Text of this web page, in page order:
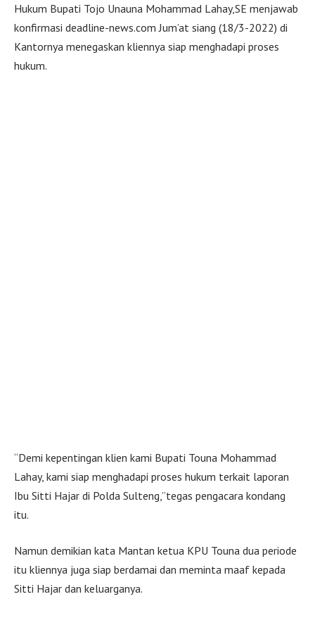
Hukum Bupati Tojo Unauna Mohammad Lahay,SE menjawab
konfirmasi deadline-news.com Jum’at siang (18/3-2022) di
Kantornya menegaskan kliennya siap menghadapi proses
hukum.
“Demi kepentingan klien kami Bupati Touna Mohammad
Lahay, kami siap menghadapi proses hukum terkait laporan
Ibu Sitti Hajar di Polda Sulteng,”tegas pengacara kondang
itu.
Namun demikian kata Mantan ketua KPU Touna dua periode
itu kliennya juga siap berdamai dan meminta maaf kepada
Sitti Hajar dan keluarganya.